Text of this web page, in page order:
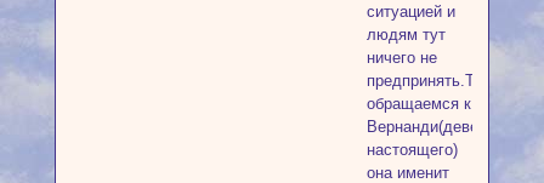
ситуацией и
людям тут
ничего не
предпринять.Тогда
обращаемся к
Вернанди(деве
настоящего)
она именит